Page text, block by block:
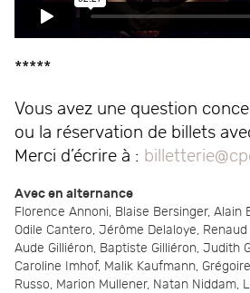
*****
Vous avez une question
ou la réservation de billets
Merci d’écrire à :
Avec en alternance
Florence Annoni, Blaise Bersinger, Alain
Odile Cantero, Jérôme Delaloye,
Aude Gilliéron, Baptiste Gilliéron, Judith
Caroline Imhof, Malik Kaufmann,
Russo, Marion Mullener, Natan Niddam,